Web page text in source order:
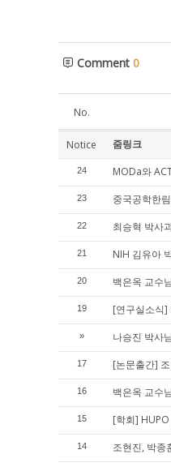
Comment 0
No.
Notice 줌링크
24 MODa와
23 중국공학한
22 최승혁 박사
21 NIH 김유아
20 백은옥 교수
19 [연구실소식]
» 나승진 박사
17 [논문출간]
16 백은옥 교수
15 [학회]
14 조현진, 박종